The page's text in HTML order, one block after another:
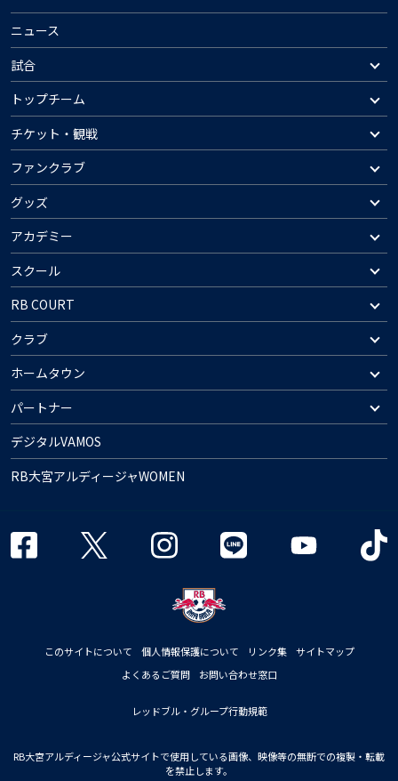
ニュース
試合
トップチーム
チケット・観戦
ファンクラブ
グッズ
アカデミー
スクール
RB COURT
クラブ
ホームタウン
パートナー
デジタルVAMOS
RB大宮アルディージャWOMEN
このサイトについて 個人情報保護について リンク集
サイトマップ
よくあるご質問
お問い合わせ窓口
レッドブル・グループ行動規範
RB大宮アルディージャ公式サイトで使用している画像、映像等の無断での複製・転載
を禁止します。